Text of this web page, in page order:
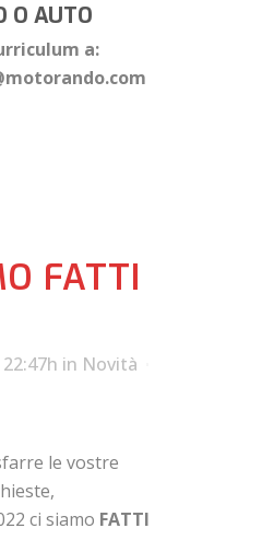
O AUTO
a:
FATTI
in Novità
le vostre
ci siamo FATTI